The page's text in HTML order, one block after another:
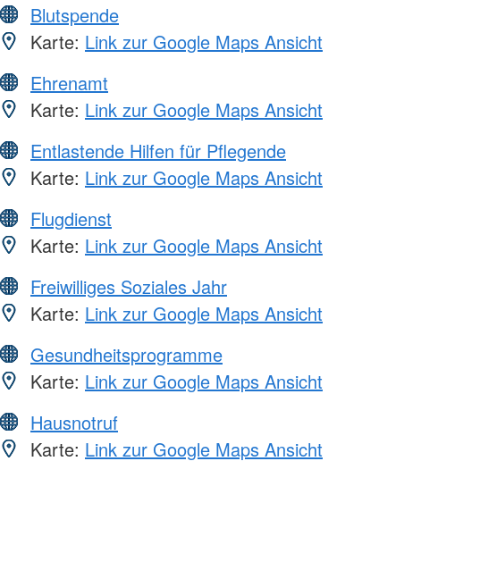
Blutspende
Karte: Link zur Google Maps Ansicht
Ehrenamt
Karte: Link zur Google Maps Ansicht
Entlastende Hilfen für Pflegende
Karte: Link zur Google Maps Ansicht
Flugdienst
Karte: Link zur Google Maps Ansicht
Freiwilliges Soziales Jahr
Karte: Link zur Google Maps Ansicht
Gesundheitsprogramme
Karte: Link zur Google Maps Ansicht
Hausnotruf
Karte: Link zur Google Maps Ansicht